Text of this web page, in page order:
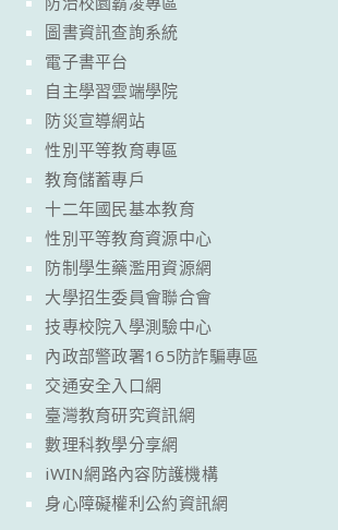
圖書資訊查詢系統
電子書平台
自主學習雲端學院
防災宣導網站
性別平等教育專區
教育儲蓄專戶
十二年國民基本教育
性別平等教育資源中心
防制學生藥濫用資源網
大學招生委員會聯合會
技專校院入學測驗中心
內政部警政署165防詐騙專區
交通安全入口網
臺灣教育研究資訊網
數理科教學分享網
iWIN網路內容防護機構
身心障礙權利公約資訊網